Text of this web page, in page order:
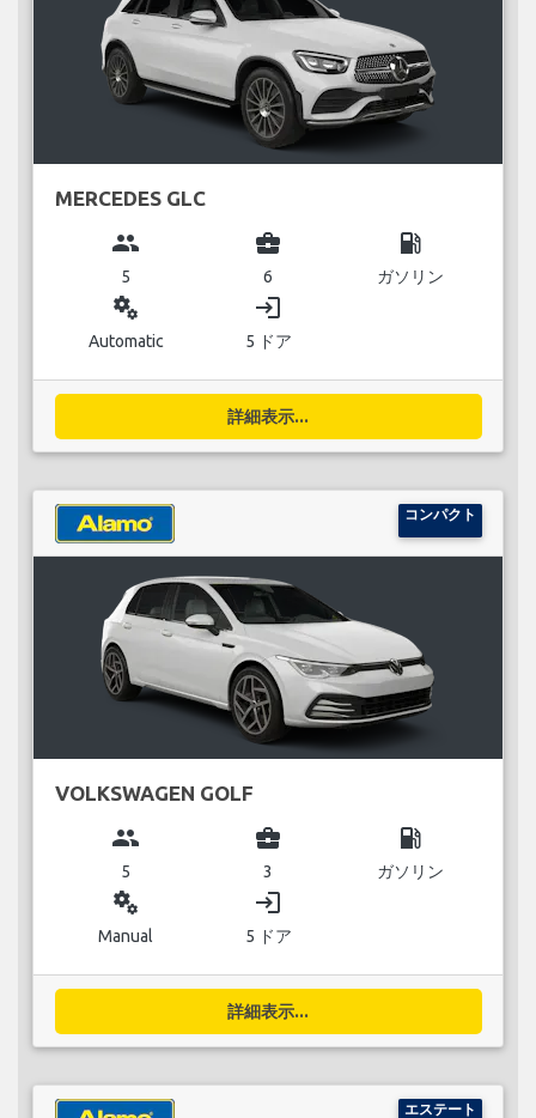
MERCEDES GLC
group
5
business_center
6
local_gas_station
ガソリン
miscellaneous_services
Automatic
login
5 ドア
詳細表示...
コンパクト
VOLKSWAGEN GOLF
group
5
business_center
3
local_gas_station
ガソリン
miscellaneous_services
Manual
login
5 ドア
詳細表示...
エステート